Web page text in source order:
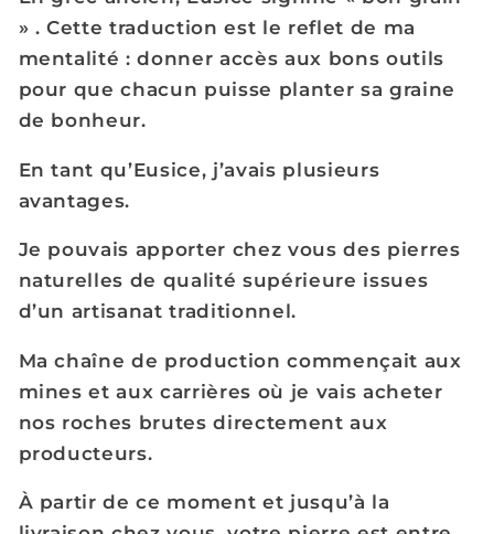
» . Cette traduction est le reflet de ma
mentalité : donner accès aux bons outils
pour que chacun puisse planter sa graine
de bonheur.
En tant qu’Eusice, j’avais plusieurs
avantages.
Je pouvais apporter chez vous des pierres
naturelles de qualité supérieure issues
d’un artisanat traditionnel.
Ma chaîne de production commençait aux
mines et aux carrières où je vais acheter
nos roches brutes directement aux
producteurs.
À partir de ce moment et jusqu’à la